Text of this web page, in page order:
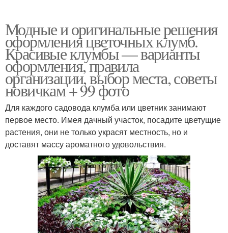
Модные и оригинальные решения
оформления цветочных клумб.
Красивые клумбы — варианты
оформления, правила
организации, выбор места, советы
новичкам + 99 фото
Для каждого садовода клумба или цветник занимают
первое место. Имея дачный участок, посадите цветущие
растения, они не только украсят местность, но и
доставят массу ароматного удовольствия.